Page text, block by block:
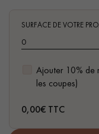
pas dans le
Un expert
- Compatible pièces
- Facilité de pose :
SURFACE DE VOTRE
Ajouter 10% de
les coupes)
0,00€ TTC